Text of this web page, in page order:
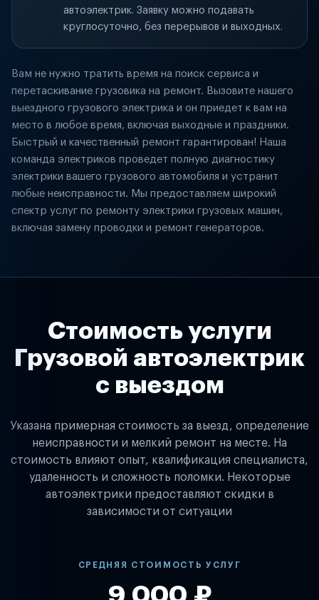
автоэлектрик. Заявку можно подавать
круглосуточно, без перерывов и выходных.
Вам не нужно тратить время на поиск сервиса и
перетаскивание грузовика на ремонт. Вызовите нашего
выездного грузового электрика и он приедет к вам на
место в любое время, включая выходные и праздники.
Быстрый и качественный ремонт гарантирован! Наша
команда электриков проведет полную диагностику
электрики вашего грузового автомобиля и устранит
любые неисправности. Мы предоставляем широкий
спектр услуг по ремонту электрики грузовых машин,
включая замену проводки и ремонт генераторов.
Стоимость услуги
Грузовой автоэлектрик
с выездом
Указана примерная стоимость за выезд, определение
неисправности и мелкий ремонт на месте. На
стоимость влияют опыт, квалификация специалиста,
удаленность и сложность поломки. Некоторые
автоэлектрики предоставляют скидки в
зависимости от ситуации
СРЕДНЯЯ СТОИМОСТЬ УСЛУГ